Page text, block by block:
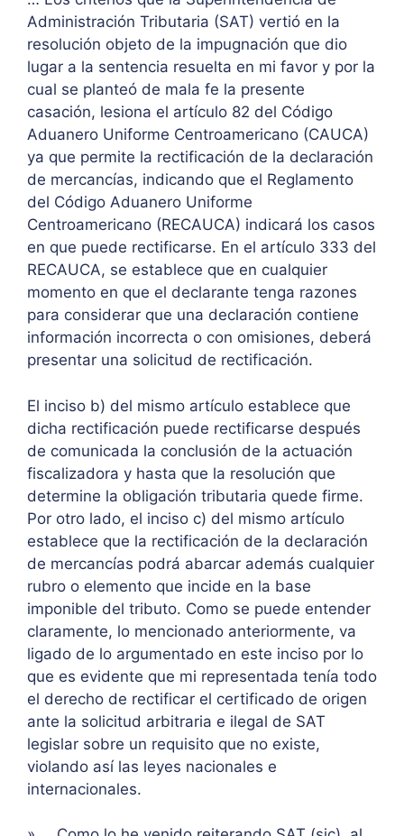
Administración Tributaria (SAT) vertió en la
resolución objeto de la impugnación que dio
lugar a la sentencia resuelta en mi favor y por la
cual se planteó de mala fe la presente
casación, lesiona el artículo 82 del Código
Aduanero Uniforme Centroamericano (CAUCA)
ya que permite la rectificación de la declaración
de mercancías, indicando que el Reglamento
del Código Aduanero Uniforme
Centroamericano (RECAUCA) indicará los casos
en que puede rectificarse. En el artículo 333 del
RECAUCA, se establece que en cualquier
momento en que el declarante tenga razones
para considerar que una declaración contiene
información incorrecta o con omisiones, deberá
presentar una solicitud de rectificación.
El inciso b) del mismo artículo establece que
dicha rectificación puede rectificarse después
de comunicada la conclusión de la actuación
fiscalizadora y hasta que la resolución que
determine la obligación tributaria quede firme.
Por otro lado, el inciso c) del mismo artículo
establece que la rectificación de la declaración
de mercancías podrá abarcar además cualquier
rubro o elemento que incide en la base
imponible del tributo. Como se puede entender
claramente, lo mencionado anteriormente, va
ligado de lo argumentado en este inciso por lo
que es evidente que mi representada tenía todo
el derecho de rectificar el certificado de origen
ante la solicitud arbitraria e ilegal de SAT
legislar sobre un requisito que no existe,
violando así las leyes nacionales e
internacionales.